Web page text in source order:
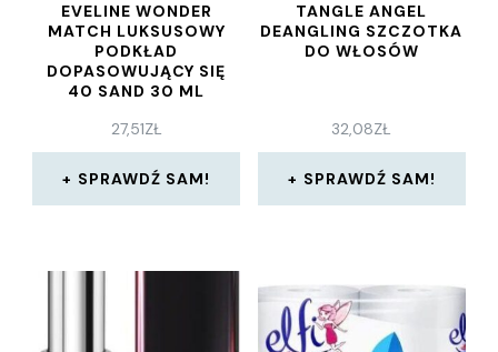
EVELINE WONDER
MATCH LUKSUSOWY
PODKŁAD
DOPASOWUJĄCY SIĘ
40 SAND 30 ML
27,51ZŁ
SPRAWDŹ SAM!
TANGLE ANGEL
DEANGLING SZCZOTKA
DO WŁOSÓW
32,08ZŁ
SPRAWDŹ SAM!